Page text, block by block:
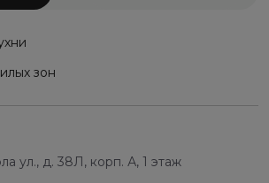
зон
ул., д. 38Л, корп. А, 1 этаж